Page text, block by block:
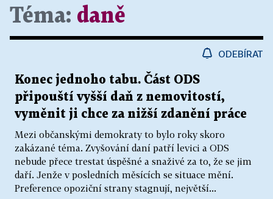
Téma: daně
ODEBÍRAT
Konec jednoho tabu. Část ODS
připouští vyšší daň z nemovitostí,
vyměnit ji chce za nižší zdanění práce
Mezi občanskými demokraty to bylo roky skoro
zakázané téma. Zvyšování daní patří levici a ODS
nebude přece trestat úspěšné a snaživé za to, že se jim
daří. Jenže v posledních měsících se situace mění.
Preference opoziční strany stagnují, největší...